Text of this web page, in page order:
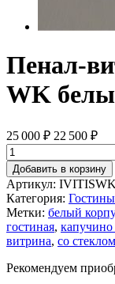
Пенал-
WK
25 000 ₽ 22 500 ₽
Добавить в корзину
Артикул:
Категория:
Метки: белый
гостиная, капучино
витрина, со стеклом
Рекомендуем